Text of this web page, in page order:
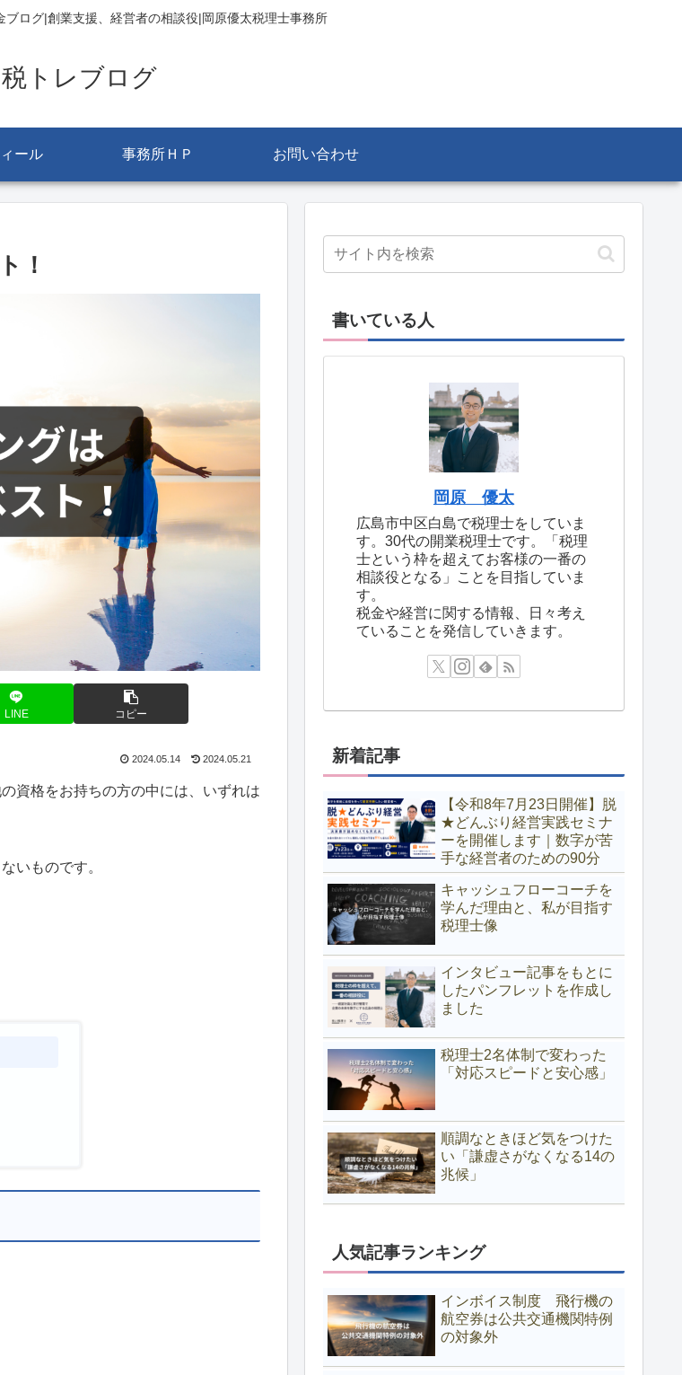
ブログ|創業支援、経営者の相談役|岡原優太税理士事務所
税トレブログ
ール 事務所ＨＰ お問い合わせ
！
LINE コピー
2024.05.14 2024.05.21
資格をお持ちの方の中には、いずれは
いものです。
書いている人
岡原 優太
広島市中区白島で税理士をしていま
す。30代の開業税理士です。「税理
士という枠を超えてお客様の一番の
相談役となる」ことを目指していま
す。
税金や経営に関する情報、日々考え
ていることを発信していきます。
新着記事
【令和8年7月23日開催】脱
★どんぶり経営実践セミナ
ーを開催します｜数字が苦
手な経営者のための90分
キャッシュフローコーチを
学んだ理由と、私が目指す
税理士像
インタビュー記事をもとに
したパンフレットを作成し
ました
税理士2名体制で変わった
「対応スピードと安心感」
順調なときほど気をつけた
い「謙虚さがなくなる14の
兆候」
人気記事ランキング
インボイス制度 飛行機の
航空券は公共交通機関特例
の対象外